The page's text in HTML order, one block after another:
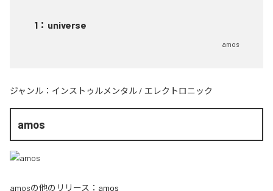
1 ： universe
amos
ジャンル： インストゥルメンタル / エレクトロニック
amos
amosの他のリリース： amos